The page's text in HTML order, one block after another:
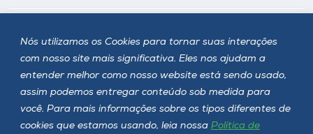
Nós utilizamos os Cookies para tornar suas interações
com nosso site mais significativa. Eles nos ajudam a
entender melhor como nosso website está sendo usado,
assim podemos entregar conteúdo sob medida para
você. Para mais informações sobre os tipos diferentes de
cookies que estamos usando, leia nossa Política de
Siga a Unoesc